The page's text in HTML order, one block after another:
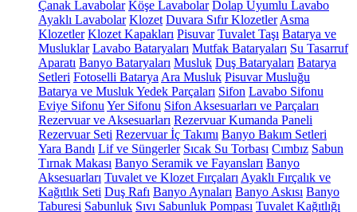
Çanak Lavabolar Köşe Lavabolar Dolap Uyumlu Lavabo
Ayaklı Lavabolar Klozet Duvara Sıfır Klozetler Asma
Klozetler Klozet Kapakları Pisuvar Tuvalet Taşı Batarya ve
Musluklar Lavabo Bataryaları Mutfak Bataryaları Su Tasarruf
Aparatı Banyo Bataryaları Musluk Duş Bataryaları Batarya
Setleri Fotoselli Batarya Ara Musluk Pisuvar Musluğu
Batarya ve Musluk Yedek Parçaları Sifon Lavabo Sifonu
Eviye Sifonu Yer Sifonu Sifon Aksesuarları ve Parçaları
Rezervuar ve Aksesuarları Rezervuar Kumanda Paneli
Rezervuar Seti Rezervuar İç Takımı Banyo Bakım Setleri
Yara Bandı Lif ve Süngerler Sıcak Su Torbası Cımbız Sabun
Tırnak Makası Banyo Seramik ve Fayansları Banyo
Aksesuarları Tuvalet ve Klozet Fırçaları Ayaklı Fırçalık ve
Kağıtlık Seti Duş Rafı Banyo Aynaları Banyo Askısı Banyo
Taburesi Sabunluk Sıvı Sabunluk Pompası Tuvalet Kağıtlığı